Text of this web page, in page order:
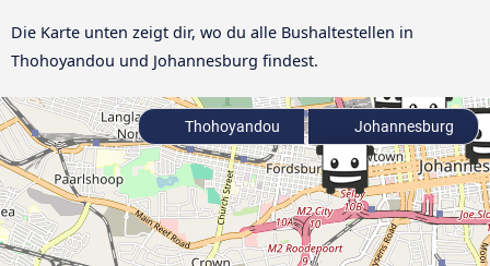
Die Karte unten zeigt dir, wo du alle Bushaltestellen in
Thohoyandou und Johannesburg findest.
Thohoyandou Johannesburg